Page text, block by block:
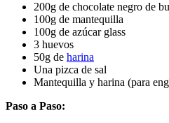
200g de chocolate negro de
100g de mantequilla
100g de azúcar glass
3 huevos
50g de harina
Una pizca de sal
Mantequilla y harina (para
Paso a Paso: